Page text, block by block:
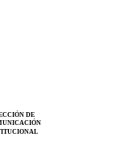
DE